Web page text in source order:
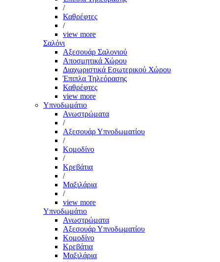
/
Καθρέφτες
/
view more
Σαλόνι
Αξεσουάρ Σαλονιού
Αποσμητικά Χώρου
Διαχωριστικά Εσωτερικού Χώρου
Έπιπλα Τηλεόρασης
Καθρέφτες
view more
Υπνοδωμάτιο
Ανωστρώματα
/
Αξεσουάρ Υπνοδωματίου
/
Κομοδίνο
/
Κρεβάτια
/
Μαξιλάρια
/
view more
Υπνοδωμάτιο
Ανωστρώματα
Αξεσουάρ Υπνοδωματίου
Κομοδίνο
Κρεβάτια
Μαξιλάρια